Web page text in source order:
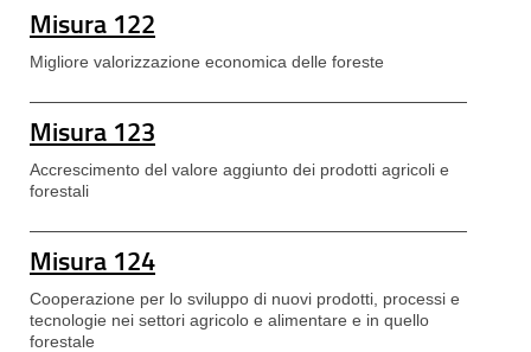
Misura 122
Migliore valorizzazione economica delle foreste
Misura 123
Accrescimento del valore aggiunto dei prodotti agricoli e
forestali
Misura 124
Cooperazione per lo sviluppo di nuovi prodotti, processi e
tecnologie nei settori agricolo e alimentare e in quello
forestale